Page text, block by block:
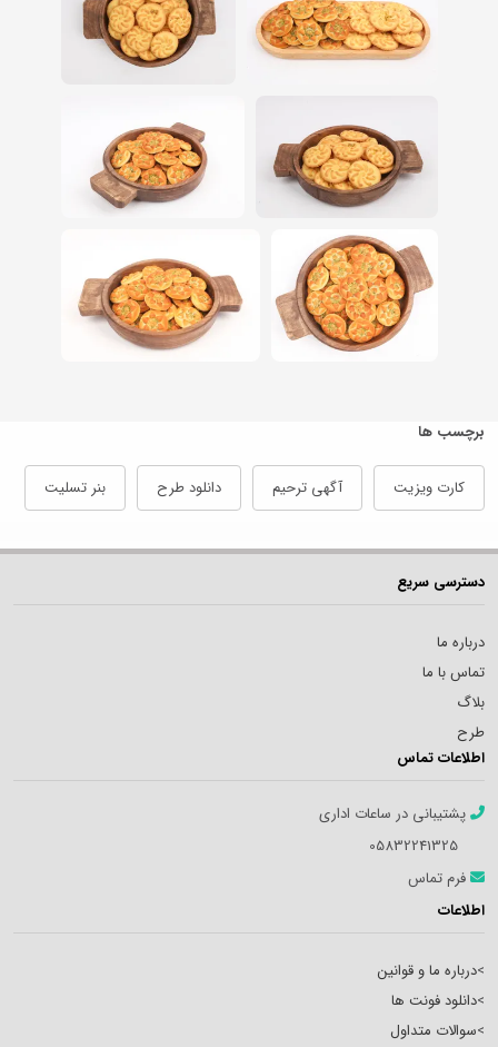
برچسب ها
کارت ویزیت آگهی ترحیم دانلود طرح بنر تسلیت
دسترسی سریع
درباره ما
تماس با ما
بلاگ
طرح
اطلاعات تماس
پشتیبانی در ساعات اداری
05832241325
فرم تماس
اطلاعات
>درباره ما و قوانین
>دانلود فونت ها
>سوالات متداول